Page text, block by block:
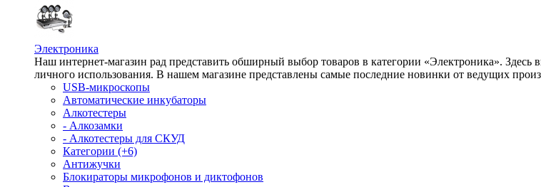
Электроника
Наш интернет-магазин рад представить обширный выбор товаров в категории «Электроника». Здесь
личного использования. В нашем магазине представлены самые последние новинки от ведущих
USB-микроскопы
Автоматические инкубаторы
Алкотестеры
- Алкозамки
- Алкотестеры для СКУД
Категории (+6)
Антижучки
Блокираторы микрофонов и диктофонов